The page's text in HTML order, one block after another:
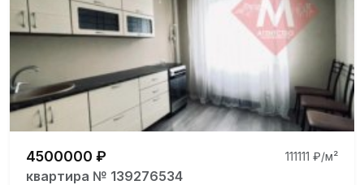
4500000 ₽ 111111 ₽/м²
квартира № 139276534